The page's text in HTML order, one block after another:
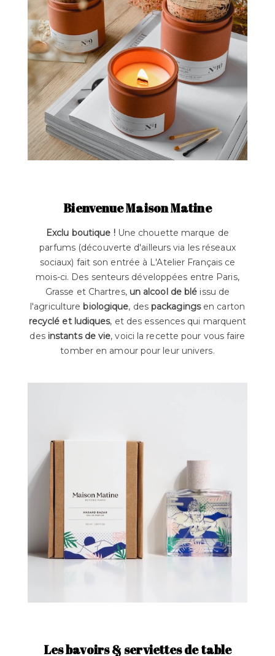
Bienvenue Maison Matine
Exclu boutique !Une chouette marque de
parfums (découverte d'ailleurs via les réseaux
sociaux) fait son entrée à L'Atelier Français ce
mois-ci. Des senteurs développées entre Paris,
Grasse et Chartres, un alcool de blé issu de
l'agriculture biologique, des packagingsen carton
recyclé et ludiques, et des essences qui marquent
des instants de vie, voici la recette pour vous faire
tomber en amour pour leur univers.
Les bavoirs & serviettes de table